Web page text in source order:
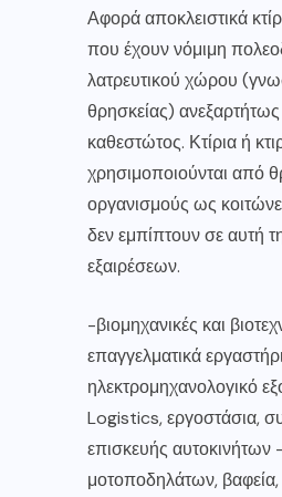
Αφορά αποκλειστικά
που έχουν νόμιμη
λατρευτικού χώρου
θρησκείας) ανεξαρτήτως
καθεστώτος. Κτίρια ή
χρησιμοποιούνται από
οργανισμούς ως
δεν εμπίπτουν σε αυτή
εξαιρέσεων.
-βιομηχανικές και
επαγγελματικά
ηλεκτρομηχανολογικό
Logistics, εργοστάσια,
επισκευής αυτοκινήτων
μοτοποδηλάτων, βαφεία,